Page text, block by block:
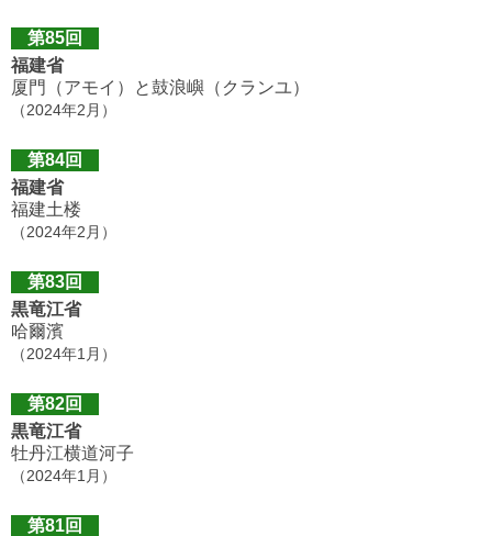
第85回
福建省
厦門（アモイ）と鼓浪嶼（クランユ）
（2024年2月）
第84回
福建省
福建土楼
（2024年2月）
第83回
黒竜江省
哈爾濱
（2024年1月）
第82回
黒竜江省
牡丹江横道河子
（2024年1月）
第81回